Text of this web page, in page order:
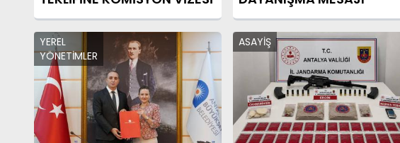
YEREL
YÖNETİMLER
ASAYİŞ